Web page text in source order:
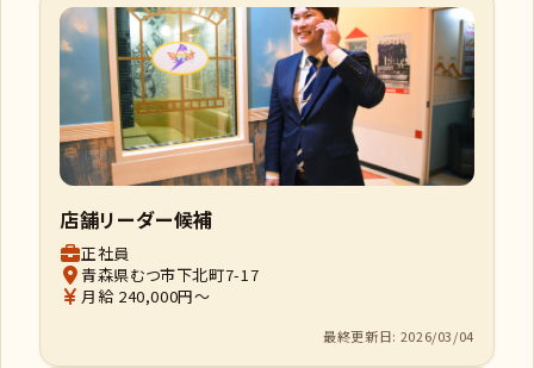
店舗リーダー候補
正社員
青森県むつ市下北町7-17
月給 240,000円～
最終更新日: 2026/03/04